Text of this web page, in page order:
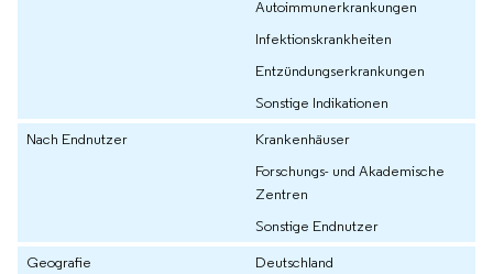
Autoimmunerkrankungen
Infektionskrankheiten
Entzündungserkrankungen
Sonstige Indikationen
Nach Endnutzer
Krankenhäuser
Forschungs- und Akademische
Zentren
Sonstige Endnutzer
Geografie
Deutschland